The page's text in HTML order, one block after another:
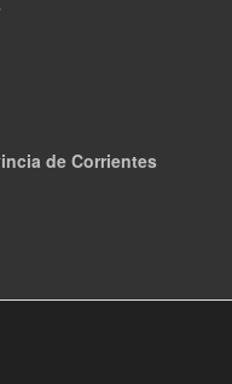
de Corrientes